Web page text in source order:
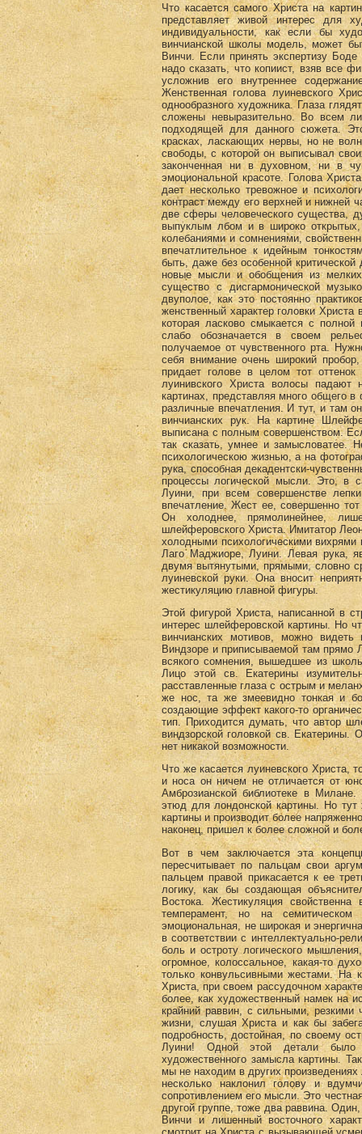
Что касается самого Христа на
представляет живой интерес для
индивидуальности, как если бы
винчианской школы модель, может
Винчи. Если принять экспертизу
надо сказать, что копиист, взяв все
усложнив его внутреннее
Женственная голова луиневского
однообразного художника. Глаза
сложены невыразительно. Во всем
подходящей для данного сюжета.
красках, ласкающих нервы, но не
свободы, с которой он выписывал
законченная ни в духовном, ни в
эмоциональной красоте. Голова
дает несколько тревожное и
контраст между его верхней и нижней
две сферы человеческого существа,
выпуклым лбом и в широко открытых,
колебаниями и сомнениями,
впечатлительное к идейным
быть, даже без особенной
новые мысли и обобщения из
существо с дисгармонической
двуполое, как это постоянно
женственный характер головки
которая ласково смыкается с
слабо обозначается в своем
получаемое от чувственного рта.
себя внимание очень широкий
придает голове в целом тот
луинивского Христа волосы
картинах, представляя много общего
различные впечатления. И тут, и там
винчианских рук. На картине
выписана с полным совершенством.
так сказать, умнее и замысловатее.
психологическою жизнью, а на
рука, способная декадентски-
процессы логической мысли. Это, в
Луини, при всем совершенстве
впечатление. Жест ее, совершенно
Он холоднее, прямолинейнее,
шлейферовского Христа. Имитатор
холодными психологическими
Лаго Маджиоре, Луини. Левая рука,
двумя вытянутыми, прямыми, словно
луиневской руки. Она вносит
жестикуляцию главной фигуры.
Этой фигурой Христа, написанной в
интерес шлейферовской картины. Но
винчианских мотивов, можно
Виндзоре и приписываемой там прямо
всякого сомнения, вышедшее из
Лицо этой св. Екатерины
расставленные глаза с острым и
же нос, та же змеевидно тонкая и
создающие эффект какого-то
тип. Приходится думать, что автор
виндзорской головкой св. Екатерины.
нет никакой возможности.
Что же касается луиневского Христа,
и носа он ничем не отличается от
Амброзианской библиотеке в
этюд для лондонской картины. Но тут
картины и производит более
наконец, пришел к более сложной и
Вот в чем заключается эта
пересчитывает по пальцам свои
пальцем правой прикасается к ее
логику, как бы создающая
Востока. Жестикуляция
темперамент, но на
эмоциональная, не широкая и
в соответствии с интеллектуально-
боль и остроту логического
огромное, колоссальное, какая-то
только конвульсивными жестами. На
Христа, при своем рассудочном
более, как художественный намек на
крайний раввин, с сильными, резкими
жизни, слушая Христа и как бы
подробность, достойная, по своему
Луини! Одной этой детали было
художественного замысла картины.
мы не находим в других
несколько наклонил голову и
сопротивлением его мысли. Это
другой группе, тоже два раввина.
Винчи и лишенный восточного